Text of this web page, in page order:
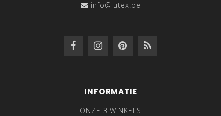
info@lutex.be
INFORMATIE
ONZE 3 WINKELS